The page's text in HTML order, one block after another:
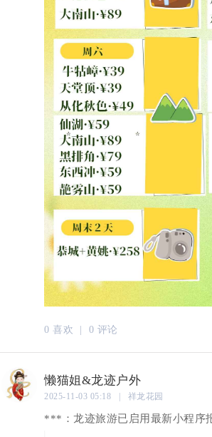
0 喜欢 | 0 评论
懒猫姐&龙迹户外
2025-11-03 05:18 | 祥龙花园
***：龙迹旅游已启用最新小程序